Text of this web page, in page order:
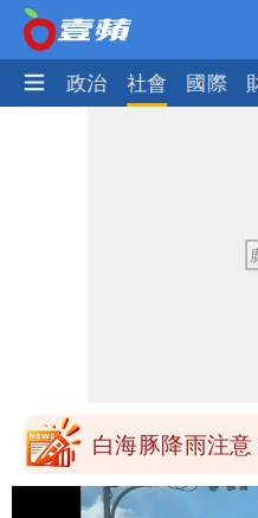
生活 政治 社會 國際
晚至明下午受
颱風假來了！
Cheap：愛台
白海豚降雨注
晚至明下午受影
颱風假來了！